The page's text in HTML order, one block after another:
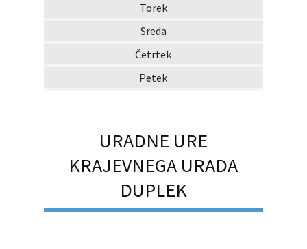
Torek
Sreda
Četrtek
Petek
URADNE URE
KRAJEVNEGA URADA
DUPLEK